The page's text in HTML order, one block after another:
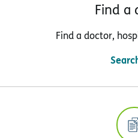
Find a
Find a doctor,